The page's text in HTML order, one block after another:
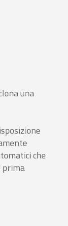
una
che
prima